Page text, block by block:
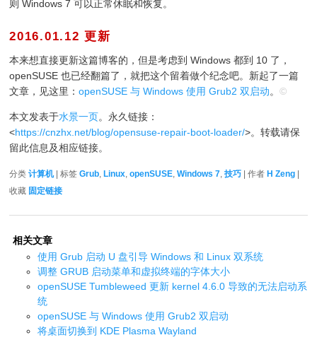
则 Windows 7 可以正常休眠和恢复。
2016.01.12 更新
本来想直接更新这篇博客的，但是考虑到 Windows 都到 10 了，
openSUSE 也已经翻篇了，就把这个留着做个纪念吧。新起了一篇
文章，见这里：openSUSE 与 Windows 使用 Grub2 双启动。©
本文发表于水景一页。永久链接：
<https://cnzhx.net/blog/opensuse-repair-boot-loader/>。转载请保
留此信息及相应链接。
分类计算机| 标签Grub ,Linux ,openSUSE ,Windows 7 ,技巧 | 作者H Zeng |
收藏 固定链接
相关文章
使用 Grub 启动 U 盘引导 Windows 和 Linux 双系统
调整 GRUB 启动菜单和虚拟终端的字体大小
openSUSE Tumbleweed 更新 kernel 4.6.0 导致的无法启动系
统
openSUSE 与 Windows 使用 Grub2 双启动
将桌面切换到 KDE Plasma Wayland